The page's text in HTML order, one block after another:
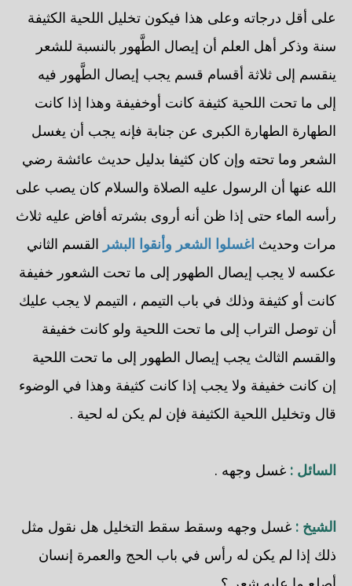
على أقل درجاته وعلى هذا فيكون تخليل اللحية الكثيفة
سنة وذكر أهل العلم أن إيصال الطَّهور بالنسبة للشعر
ينقسم إلى ثلاثة أقسام قسم يجب إيصال الطَّهور فيه
إلى ما تحت اللحية كثيفة كانت أوخفيفة وهذا إذا كانت
الطهارة الطهارة الكبرى عن جنابة فإنه يجب أن يغسل
الشعر وما تحته وإن كان كثيفا بدليل حديث عائشة رضي
الله عنها أن الرسول عليه الصلاة والسلام كان يصب على
رأسه الماء حتى إذا ظن أنه أروى بشرته أفاض عليه ثلاث
مرات وحديث اغسلوا الشعر وأنقوا البشر القسم الثاني
عكسه لا يجب إيصال الطهور إلى ما تحت الشعور خفيفة
كانت أو كثيفة وذلك في باب التيمم ، التيمم لا يجب عليك
أن توصل التراب إلى ما تحت اللحية ولو كانت خفيفة
والقسم الثالث يجب إيصال الطهور إلى ما تحت اللحية
إن كانت خفيفة ولا يجب إذا كانت كثيفة وهذا في الوضوء
قال وتخليل اللحية الكثيفة فإن لم يكن له لحية .
السائل : غسل وجهه .
الشيخ : غسل وجهه وسقط سقط التخليل هل نقول مثل
ذلك إذا لم يكن له رأس في باب الحج والعمرة إنسان